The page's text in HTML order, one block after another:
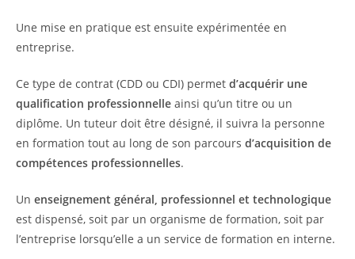
Une mise en pratique est ensuite expérimentée en
entreprise.
Ce type de contrat (CDD ou CDI) permet d’acquérir une
qualification professionnelle ainsi qu’un titre ou un
diplôme. Un tuteur doit être désigné, il suivra la personne
en formation tout au long de son parcours d’acquisition de
compétences professionnelles.
Un enseignement général, professionnel et technologique
est dispensé, soit par un organisme de formation, soit par
l’entreprise lorsqu’elle a un service de formation en interne.